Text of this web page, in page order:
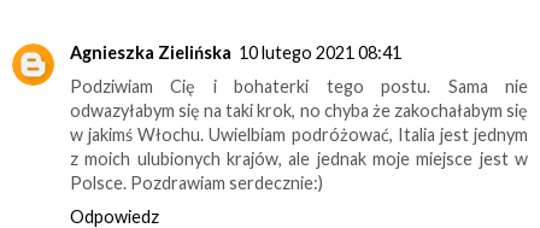
Agnieszka Zielińska 10 lutego 2021 08:41
Podziwiam Cię i bohaterki tego postu. Sama nie
odwazyłabym się na taki krok, no chyba że zakochałabym się
w jakimś Włochu. Uwielbiam podróżować, Italia jest jednym
z moich ulubionych krajów, ale jednak moje miejsce jest w
Polsce. Pozdrawiam serdecznie:)
Odpowiedz